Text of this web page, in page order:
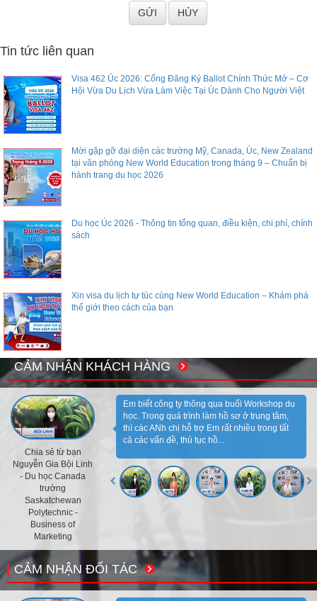
Tin tức liên quan
Visa 462 Úc 2026: Cổng Đăng Ký Ballot Chính Thức Mở – Cơ
Hội Vừa Du Lịch Vừa Làm Việc Tại Úc Dành Cho Người Việt
Mời gặp gỡ đại diện các trường Mỹ, Canada, Úc, New Zealand
tại văn phòng New World Education trong tháng 9 – Chuẩn bị
hành trang du học 2026
Du học Úc 2026 - Thông tin tổng quan, điều kiện, chi phí, chính
sách
Xin visa du lịch tự túc cùng New World Education – Khám phá
thế giới theo cách của bạn
CẢM NHẬN KHÁCH HÀNG
Chia sẻ từ bạn
Nguyễn Gia Bội Linh
- Du học Canada
trường
Saskatchewan
Polytechnic -
Business of
Marketing
Em biết công ty thông qua buổi Workshop du
học. Trong quá trình làm hồ sơ ở trung tâm,
thì các ANh chị hỗ trợ Em rất nhiều trong tất
cả các vấn đề, thủ tục hồ...
CẢM NHẬN ĐỐI TÁC